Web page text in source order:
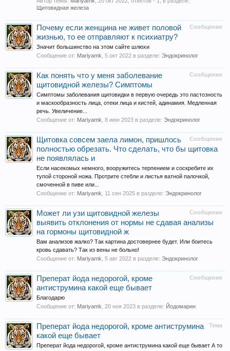
Щитовидная железа
Сообщение
Почему если женщина не живет половой
жизнью, то ее отправляют к психиатру?
Значит большинство на этом сайте шлюхи
Сообщение от: Mariyamk 5 окт 2022 в разделе: Эндокринолог
Сообщение
Как понять что у меня заболевание
щитовидной железы? Симптомы
Симптомы заболевания щитовидки в первую очередь это пастозность
и маскообразность лица, отеки лица и кистей, адинамия. Медленная
речь. Увеличение...
Сообщение от: Mariyamk 8 июн 2023 в разделе: Эндокринолог
Сообщение
Щитовка совсем заела лимон, пришлось
полностью обрезать. Что сделать, что бы щитовка
не появлялась и
Если насекомых немного, вооружитесь терпением и соскребите их
тупой стороной ножа. Протрите стебли и листья ватной палочкой,
смоченной в пиве или...
Сообщение от: Mariyamk 11 сен 2025 в разделе: Эндокринолог
Сообщение
Может ли узи щитовидной железы
выявить отклонения от нормы не сдавая анализы
на гормоны щитовидной ж
Вам анализов жалко? Так картина достовернее будет. Или боитесь
кровь сдавать? Так из вены не больно!
Сообщение от: Mariyamk 5 авг 2022 в разделе: Эндокринолог
Сообщение
Преперат йода недорогой, кроме
антиструмина какой еще бывает
Благодарю
Сообщение от: Mariyamk 20 ноя 2023 в разделе: Йодомарин
Тема
Преперат йода недорогой, кроме антиструмина
какой еще бывает
Преперат йода недорогой, кроме антиструмина какой еще бывает А то